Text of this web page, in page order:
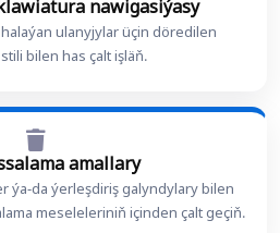
nawigasiýasy
ulanyjylar üçin döredilen
bilen has çalt işläň.
amallary
ýa-da ýerleşdiriş galyndylary bilen
meseleleriniň içinden çalt geçiň.